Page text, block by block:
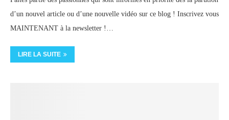
d’un nouvel article ou d’une nouvelle vidéo sur ce blog ! Inscrivez vous
MAINTENANT à la newsletter !…
LIRE LA SUITE